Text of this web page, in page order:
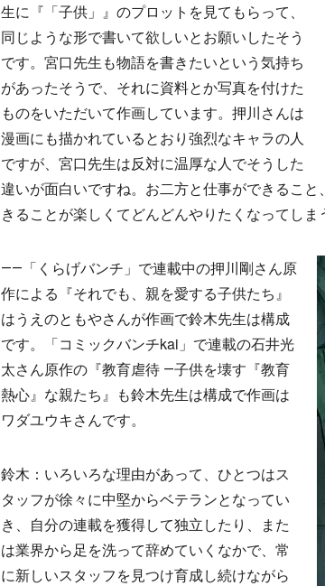
生に『「子供」』のプロットを見てもらって、
同じような形で書いて欲しいとお願いしたそう
です。宮口先生も物語を書きたいという気持ち
があったそうで、それに資料とか写真を付けた
ものをいただいて作画しています。押川さんは
漫画にも描かれているとおり強烈なキャラの人
ですが、宮口先生は反対に温厚な人でそうした
違いが面白いですね。お二方と仕事ができるこ
きることが楽しくてどんどんやりたくなってしま
――「くらげバンチ」で連載中の押川剛さん原
作による『それでも、親を愛する子供たち』
はうえのともやさんが作画で鈴木先生は構成
です。「コミックバンチkai」で連載の石井光
太さん原作の『教育虐待 ―子供を壊す『教育
熱心』な親たち』も鈴木先生は構成で作画は
ワダユウキさんです。
鈴木：いろいろな理由があって、ひとつはス
タッフが徐々に中堅からベテランとなってい
き、自分の連載を獲得して独立したり、また
は業界から足を洗って辞めていくなかで、常
に新しいスタッフを見つけ育成し続けながら